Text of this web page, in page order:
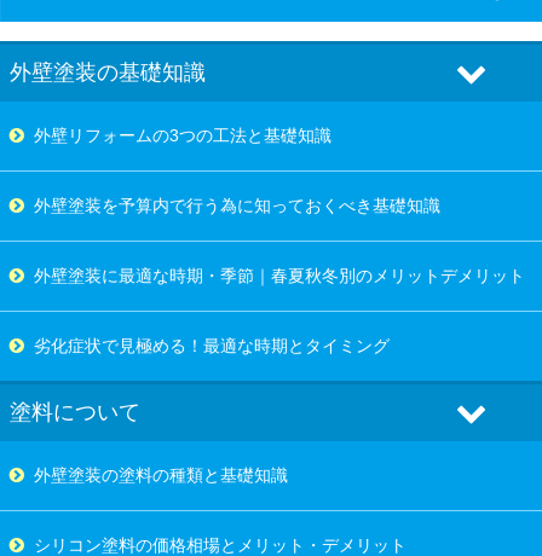
外壁塗装の基礎知識
外壁リフォームの3つの工法と基礎知識
外壁塗装を予算内で行う為に知っておくべき基礎知識
外壁塗装に最適な時期・季節｜春夏秋冬別のメリットデメリット
劣化症状で見極める！最適な時期とタイミング
塗料について
外壁塗装の塗料の種類と基礎知識
シリコン塗料の価格相場とメリット・デメリット